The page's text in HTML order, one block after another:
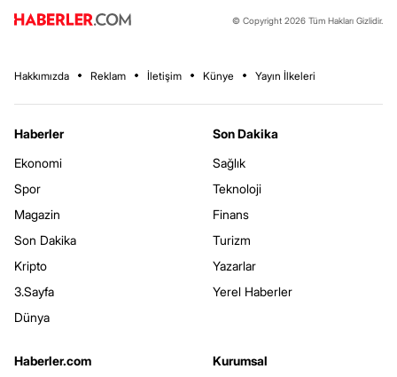
© Copyright 2026 Tüm Hakları Gizlidir.
Hakkımızda Reklam İletişim Künye Yayın İlkeleri
Haberler
Ekonomi
Spor
Magazin
Son Dakika
Kripto
3.Sayfa
Dünya
Son Dakika
Sağlık
Teknoloji
Finans
Turizm
Yazarlar
Yerel Haberler
Haberler.com
Kurumsal